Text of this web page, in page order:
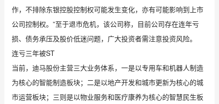
作，不排除东银控股控制权可能发生变化，亦有可能影响到上市
公司控制权。”至于退市危机，该公司称，目前公司存在连年亏
损、债务承压及股价低迷问题，广大投资者需注意投资风险。
连亏三年被ST
当前，迪马股份主营三大业务体系，一是以专用车和机器人制造
为核心的智能制造板块；二是以地产开发和城市更新为核心的城
市运营板块；三则是以物业服务和医疗康养为核心的智慧民生板